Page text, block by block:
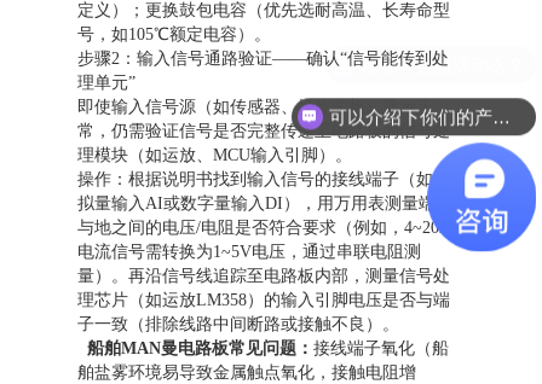
定义）；更换鼓包电容（优先选耐高温、长寿命型
号，如105℃额定电容）。
步骤2：输入信号通路验证——确认“信号能传到处
理单元”
即使输入信号源（如传感器、操作面板）显示正
常，仍需验证信号是否完整传递至电路板的信号处
理模块（如运放、MCU输入引脚）。
操作：根据说明书找到输入信号的接线端子（如模
拟量输入AI或数字量输入DI），用万用表测量端子
与地之间的电压/电阻是否符合要求（例如，4~20mA
电流信号需转换为1~5V电压，通过串联电阻测
量）。再沿信号线追踪至电路板内部，测量信号处
理芯片（如运放LM358）的输入引脚电压是否与端
子一致（排除线路中间断路或接触不良）。
船舶MAN曼电路板常见问题： 接线端子氧化（船
舶盐雾环境易导致金属触点氧化，接触电阻增
可以介绍下你们的产品么？